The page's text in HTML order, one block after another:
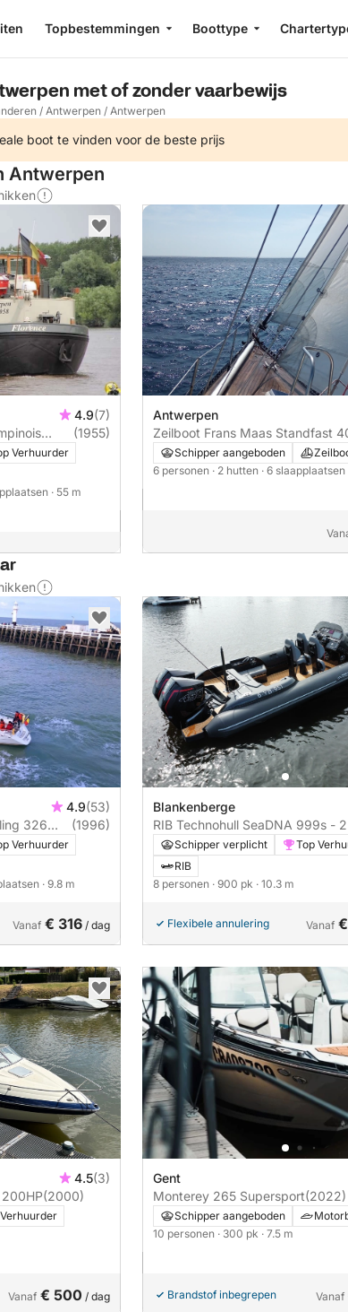
Topbestemmingen Boottype
met of zonder vaarbewijs
/ Antwerpen / Antwerpen
boot te vinden voor de beste prijs
Antwerpen
4.9(7)
(1955)
Verhuurder
· 55 m
Antwerpen
Zeilboot Frans Maas Standfast
12mSchipper aangeboden
6 personen · 2 hutten · 6 slaapplaatsen
4.9(53)
326
(1996)
Verhuurder
· 9.8 m
Vanaf € 316 / dag
Blankenberge
RIB Technohull SeaDNA 999s -
450pkSchipper verplicht
Top
RIB
8 personen · 900 pk · 10.3 m
Flexibele annulering Vanaf
4.5(3)
(2000)
Vanaf € 500 / dag
Gent
Monterey 265 Supersport(2022)
Schipper aangeboden
10 personen · 300 pk · 7.5 m
Brandstof inbegrepen Vanaf